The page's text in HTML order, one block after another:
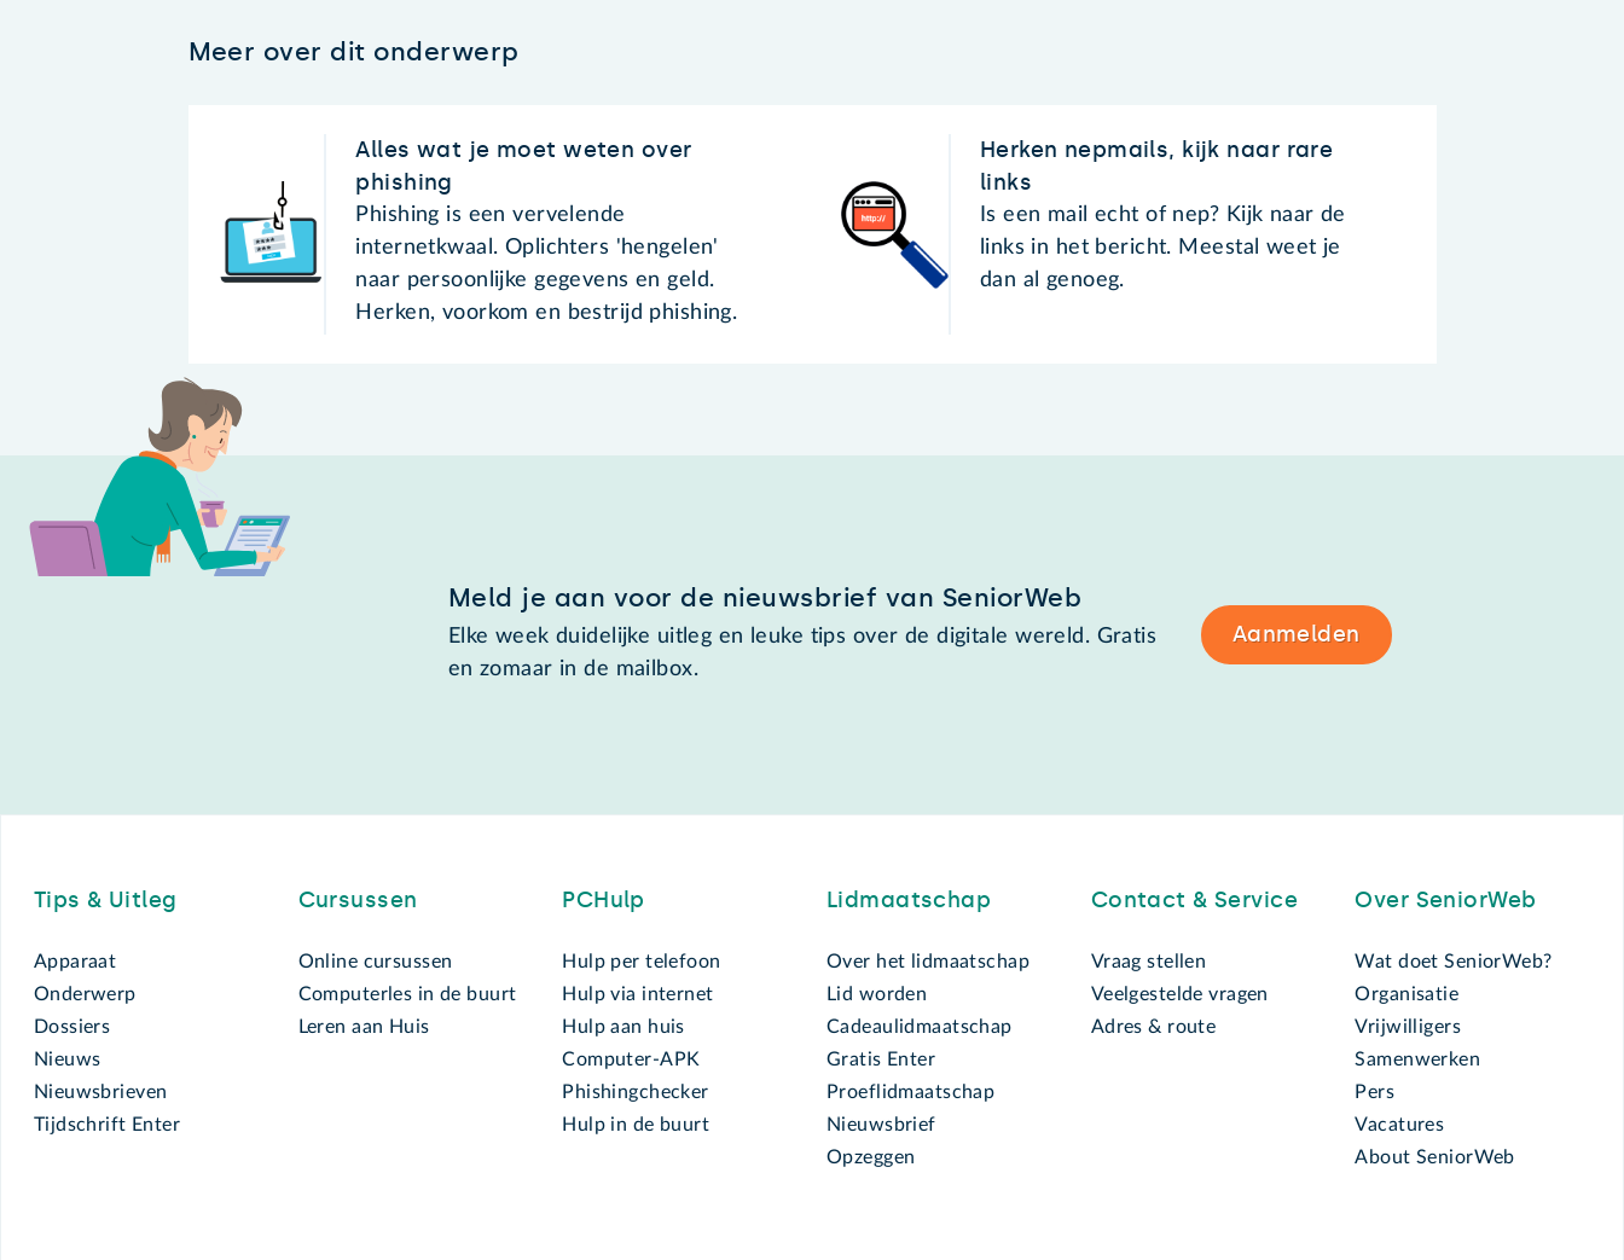
Meer over dit onderwerp
Alles wat je moet weten over
phishing
Phishing is een vervelende
internetkwaal. Oplichters 'hengelen'
naar persoonlijke gegevens en geld.
Herken, voorkom en bestrijd phishing.
Herken nepmails, kijk naar rare
links
Is een mail echt of nep? Kijk naar de
links in het bericht. Meestal weet je
dan al genoeg.
Meld je aan voor de nieuwsbrief van SeniorWeb
Elke week duidelijke uitleg en leuke tips over de digitale wereld. Gratis
en zomaar in de mailbox.
Aanmelden
Tips & Uitleg
Apparaat
Onderwerp
Dossiers
Nieuws
Nieuwsbrieven
Tijdschrift Enter
Cursussen
Online cursussen
Computerles in de buurt
Leren aan Huis
PCHulp
Hulp per telefoon
Hulp via internet
Hulp aan huis
Computer-APK
Phishingchecker
Hulp in de buurt
Lidmaatschap
Over het lidmaatschap
Lid worden
Cadeaulidmaatschap
Gratis Enter
Proeflidmaatschap
Nieuwsbrief
Opzeggen
Contact & Service
Vraag stellen
Veelgestelde vragen
Adres & route
Over SeniorWeb
Wat doet SeniorWeb?
Organisatie
Vrijwilligers
Samenwerken
Pers
Vacatures
About SeniorWeb